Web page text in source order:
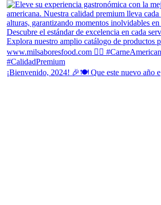
¡Bienvenido, 2024! 🎉🍽 Que este nuevo año e